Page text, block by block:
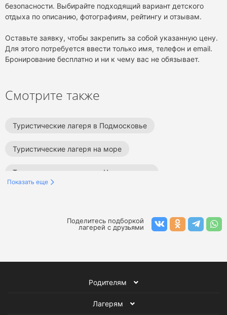
безопасности. Выбирайте подходящий вариант детского
отдыха по описанию, фотографиям, рейтингу и отзывам.
Оставьте заявку, чтобы закрепить за собой указанную цену.
Для этого потребуется ввести только имя, телефон и email.
Бронирование бесплатно и ни к чему вас не обязывает.
Смотрите также
Туристические лагеря в Подмосковье
Туристические лагеря на море
Туристические лагеря на Черном море
Туристические лагеря в Краснодарском крае
Туристические лагеря в Санкт-Петербурге
Показать еще
Поделитесь подборкой
лагерей с друзьями
Родителям
Лагерям